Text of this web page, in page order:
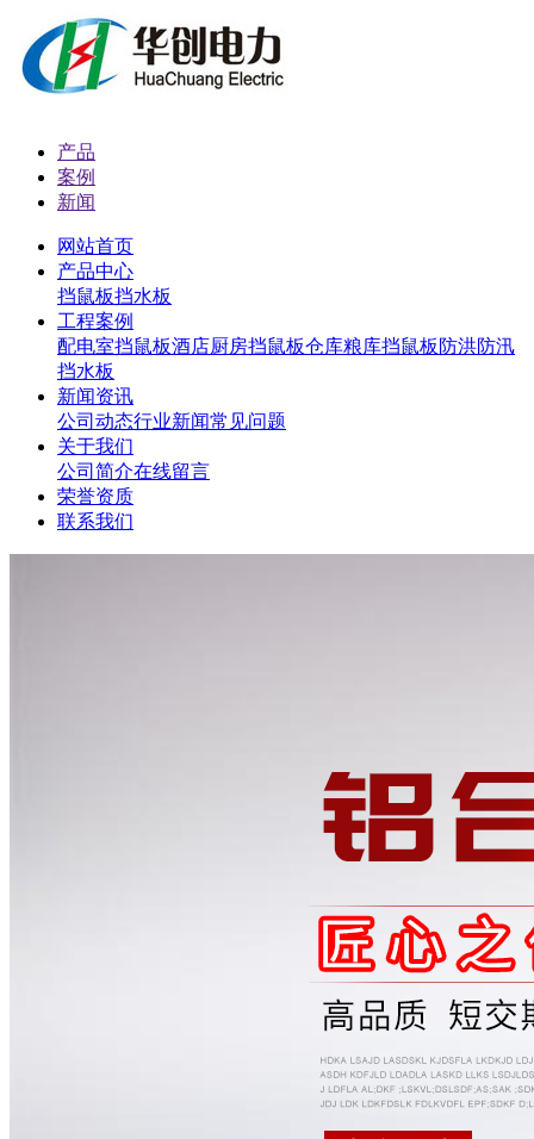
产品
案例
新闻
网站首页
产品中心
挡鼠板挡水板
工程案例
配电室挡鼠板酒店厨房挡鼠板仓库粮库挡鼠板 防洪防汛
挡水板
新闻资讯
公司动态行业新闻常见问题
关于我们
公司简介在线留言
荣誉资质
联系我们